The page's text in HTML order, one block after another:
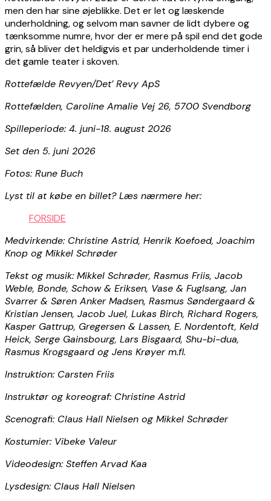
men den har sine øjeblikke. Det er let og læskende
underholdning, og selvom man savner de lidt dybere og
tænksomme numre, hvor der er mere på spil end det gode
grin, så bliver det heldigvis et par underholdende timer i
det gamle teater i skoven.
Rottefælde Revyen/Det’ Revy ApS
Rottefælden, Caroline Amalie Vej 26, 5700 Svendborg
Spilleperiode: 4. juni-18. august 2026
Set den 5. juni 2026
Fotos: Rune Buch
Lyst til at købe en billet? Læs nærmere her:
FORSIDE
Medvirkende: Christine Astrid, Henrik Koefoed, Joachim
Knop og Mikkel Schrøder
Tekst og musik: Mikkel Schrøder, Rasmus Friis, Jacob
Weble, Bonde, Schow & Eriksen, Vase & Fuglsang, Jan
Svarrer & Søren Anker Madsen, Rasmus Søndergaard &
Kristian Jensen, Jacob Juel, Lukas Birch, Richard Rogers,
Kasper Gattrup, Gregersen & Lassen, E. Nordentoft, Keld
Heick, Serge Gainsbourg, Lars Bisgaard, Shu-bi-dua,
Rasmus Krogsgaard og Jens Krøyer m.fl.
Instruktion: Carsten Friis
Instruktør og koreograf: Christine Astrid
Scenografi: Claus Hall Nielsen og Mikkel Schrøder
Kostumier: Vibeke Valeur
Videodesign: Steffen Arvad Kaa
Lysdesign: Claus Hall Nielsen